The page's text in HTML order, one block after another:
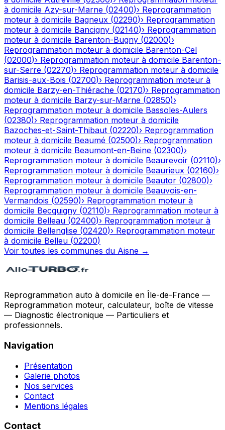
à domicile Azy-sur-Marne (02400)› Reprogrammation
moteur à domicile Bagneux (02290)› Reprogrammation
moteur à domicile Bancigny (02140)› Reprogrammation
moteur à domicile Barenton-Bugny (02000)›
Reprogrammation moteur à domicile Barenton-Cel
(02000)› Reprogrammation moteur à domicile Barenton-
sur-Serre (02270)› Reprogrammation moteur à domicile
Barisis-aux-Bois (02700)› Reprogrammation moteur à
domicile Barzy-en-Thiérache (02170)› Reprogrammation
moteur à domicile Barzy-sur-Marne (02850)›
Reprogrammation moteur à domicile Bassoles-Aulers
(02380)› Reprogrammation moteur à domicile
Bazoches-et-Saint-Thibaut (02220)› Reprogrammation
moteur à domicile Beaumé (02500)› Reprogrammation
moteur à domicile Beaumont-en-Beine (02300)›
Reprogrammation moteur à domicile Beaurevoir (02110)›
Reprogrammation moteur à domicile Beaurieux (02160)›
Reprogrammation moteur à domicile Beautor (02800)›
Reprogrammation moteur à domicile Beauvois-en-
Vermandois (02590)› Reprogrammation moteur à
domicile Becquigny (02110)› Reprogrammation moteur à
domicile Belleau (02400)› Reprogrammation moteur à
domicile Bellenglise (02420)› Reprogrammation moteur
à domicile Belleu (02200)
Voir toutes les communes du Aisne →
Reprogrammation auto à domicile en Île-de-France —
Reprogrammation moteur, calculateur, boîte de vitesse
— Diagnostic électronique — Particuliers et
professionnels.
Navigation
Présentation
Galerie photos
Nos services
Contact
Mentions légales
Contact